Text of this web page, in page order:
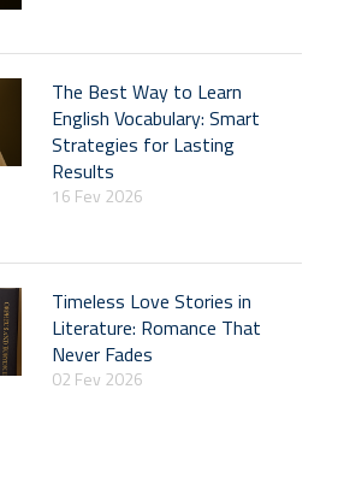
The Best Way to Learn
English Vocabulary: Smart
Strategies for Lasting
Results
16 Fev 2026
Timeless Love Stories in
Literature: Romance That
Never Fades
02 Fev 2026